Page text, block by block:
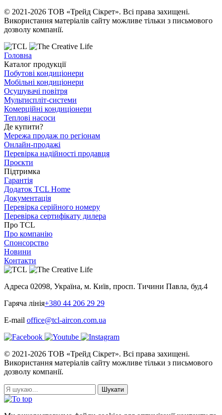
© 2021-2026 ТОВ «Трейд Сікрет». Всі права захищені.
Використання матеріалів сайту можливе тільки з письмового
дозволу компанії.
Головна
Каталог продукції
Побутові кондиціонери
Мобільні кондиціонери
Осушувачі повітря
Мультиспліт-системи
Комерційні кондиціонери
Теплові насоси
Де купити?
Мережа продаж по регіонам
Онлайн-продажі
Перевірка надійності продавця
Проєкти
Підтримка
Гарантія
Додаток TCL Home
Документація
Перевірка серійного номеру
Перевірка сертифікату дилера
Про TCL
Про компанію
Спонсорство
Новини
Контакти
Адреса 02098, Україна, м. Київ, просп. Тичини Павла, буд.4
Гаряча лінія+380 44 206 29 29
E-mail office@tcl-aircon.com.ua
© 2021-2026 ТОВ «Трейд Сікрет». Всі права захищені.
Використання матеріалів сайту можливе тільки з письмового
дозволу компанії.